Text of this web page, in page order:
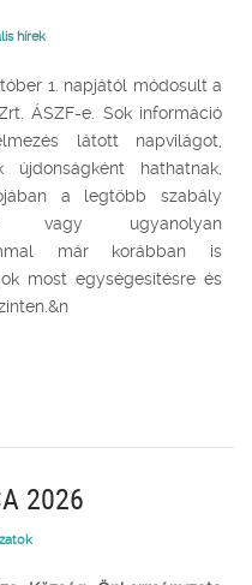
hírek
1. napjától módosult a
ÁSZF-e. Sok információ
látott napvilágot,
újdonságként hathatnak,
a legtöbb szabály
vagy ugyanolyan
már korábban is
most egységesítésre és
2026